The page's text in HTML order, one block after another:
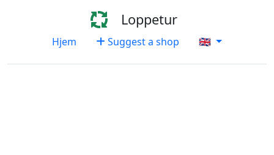
Loppetur
Hjem Suggest a shop 🇬🇧